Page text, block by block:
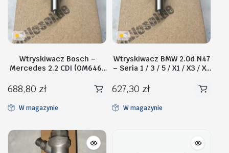
Wtryskiwacz Bosch –
Mercedes 2.2 CDI (OM646)
688,80 zł
W magazynie
Wtryskiwacz BMW 2.0d N47
– Seria 1 / 3 / 5 / X1 / X3 / X5
627,30 zł
W magazynie